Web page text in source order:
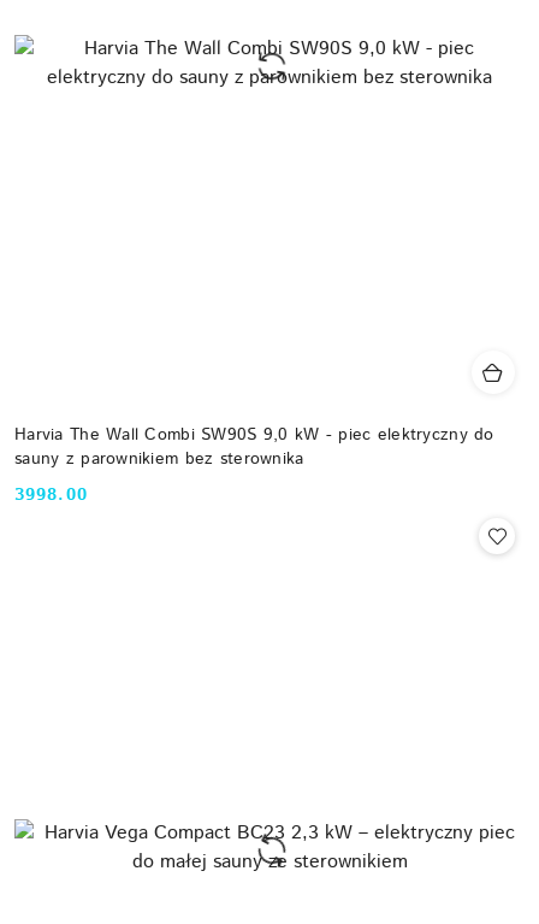
Harvia The Wall Combi SW90S 9,0 kW - piec elektryczny do
sauny z parownikiem bez sterownika
Cena:
3998.00